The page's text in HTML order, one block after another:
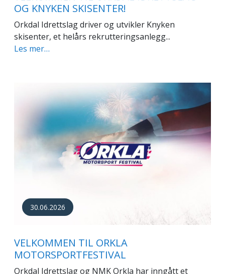
OG KNYKEN SKISENTER!
Orkdal Idrettslag driver og utvikler Knyken
skisenter, et helårs rekrutteringsanlegg...
Les mer…
30.06.2026
VELKOMMEN TIL ORKLA
MOTORSPORTFESTIVAL
Orkdal Idrettslag og NMK Orkla har inngått et